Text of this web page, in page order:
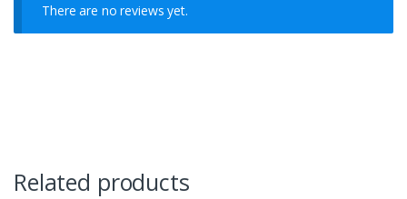
There are no reviews yet.
Related products